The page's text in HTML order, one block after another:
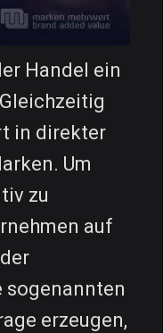
Handel ein
in direkter
Um
zu
auf
sogenannten
erzeugen,